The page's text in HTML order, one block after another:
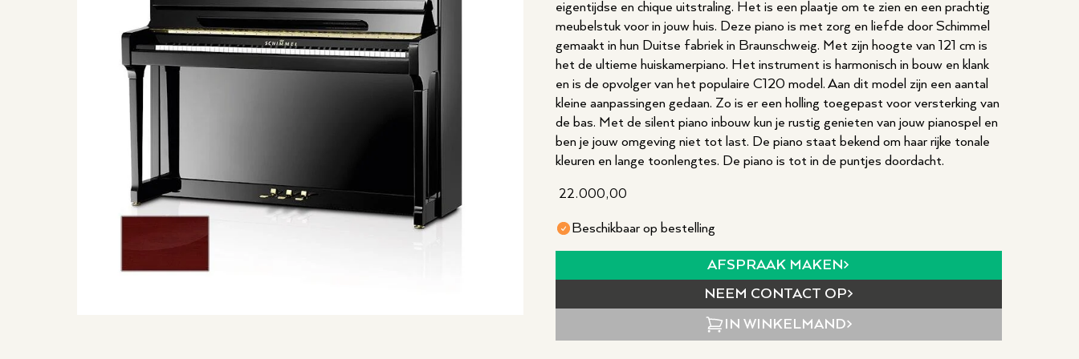
eigentijdse en chique uitstraling. Het is een plaatje om te zien en een prachtig
meubelstuk voor in jouw huis. Deze piano is met zorg en liefde door Schimmel
gemaakt in hun Duitse fabriek in Braunschweig. Met zijn hoogte van 121 cm is
het de ultieme huiskamerpiano. Het instrument is harmonisch in bouw en klank
en is de opvolger van het populaire C120 model. Aan dit model zijn een aantal
kleine aanpassingen gedaan. Zo is er een holling toegepast voor versterking van
de bas. Met de silent piano inbouw kun je rustig genieten van jouw pianospel en
ben je jouw omgeving niet tot last. De piano staat bekend om haar rijke tonale
kleuren en lange toonlengtes. De piano is tot in de puntjes doordacht.
22.000,00
Beschikbaar op bestelling
AFSPRAAK MAKEN
NEEM CONTACT OP
IN WINKELMAND